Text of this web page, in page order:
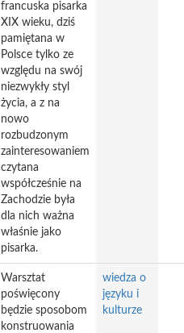
francuska pisarka
XIX wieku, dziś
pamiętana w
Polsce tylko ze
względu na swój
niezwykły styl
życia, a z na
nowo
rozbudzonym
zainteresowaniem
czytana
współcześnie na
Zachodzie była
dla nich ważna
właśnie jako
pisarka.
Warsztat
poświęcony
będzie sposobom
konstruowania
wiedza o
języku i
kulturze